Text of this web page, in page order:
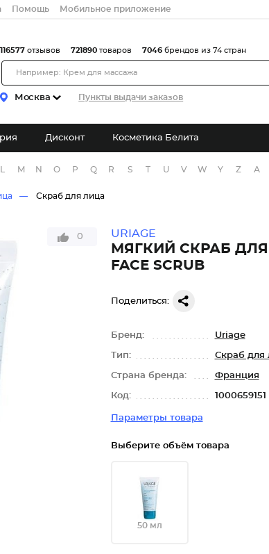
Помощь Мобильное приложение
Москва Пункты выдачи заказов
116577 отзывов 721890 товаров 7046 брендов из 74 стран
Дисконт Косметика Белита
M N O P Q R S T U V W Y Z А
Скраб для лица
0 URIAGE
МЯГКИЙ СКРАБ ДЛЯ
FACE SCRUB
Поделиться:
Бренд: Uriage
Тип: Скраб для
Страна бренда: Франция
Код: 1000659151
Параметры товара
Выберите объём товара
50 мл